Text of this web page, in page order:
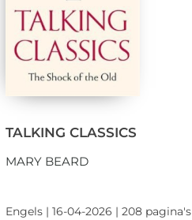
TALKING CLASSICS
MARY BEARD
Engels | 16-04-2026 | 208 pagina's